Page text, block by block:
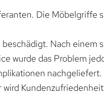
Die Möbelgriffe
Nach einem
wurde das Problem